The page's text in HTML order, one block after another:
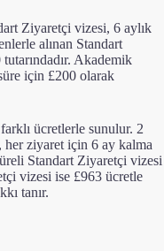
Ziyaretçi vizesi, 6 aylık
alınan Standart
Akademik
için £200 olarak
ücretlerle sunulur. 2
her ziyaret için 6 ay kalma
Standart Ziyaretçi vizesi
vizesi ise £963 ücretle
tanır.